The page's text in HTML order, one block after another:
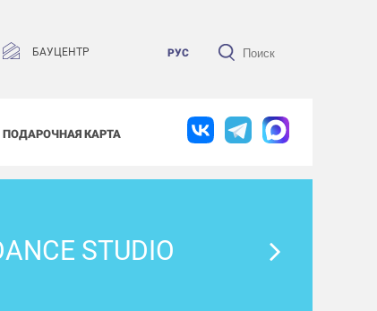
БАУЦЕНТР РУС
ПОДАРОЧНАЯ КАРТА
STUDIO